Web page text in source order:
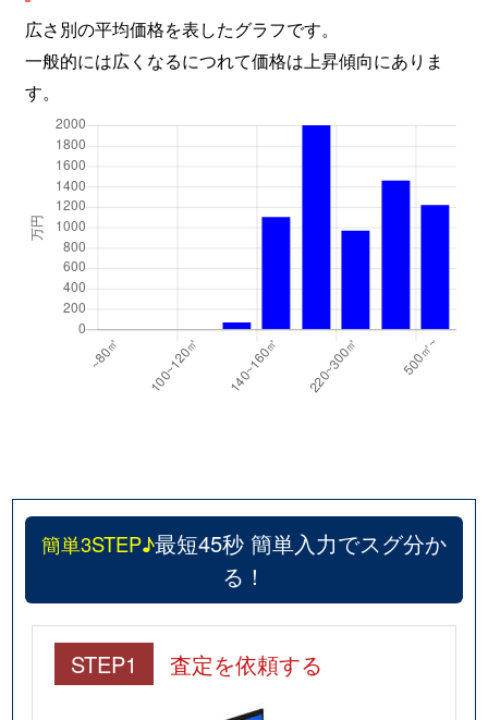
広さ別の平均価格を表したグラフです。
一般的には広くなるにつれて価格は上昇傾向にありま
す。
簡単3STEP♪最短45秒 簡単入力でスグ分か
る！
STEP1 査定を依頼する